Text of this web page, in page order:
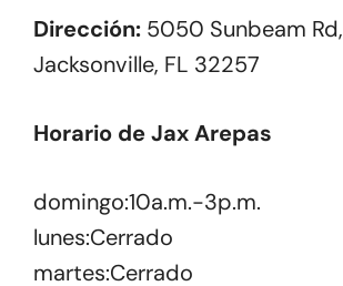
Dirección: 5050 Sunbeam Rd,
Jacksonville, FL 32257
Horario de Jax Arepas
domingo:10a.m.-3p.m.
lunes:Cerrado
martes:Cerrado